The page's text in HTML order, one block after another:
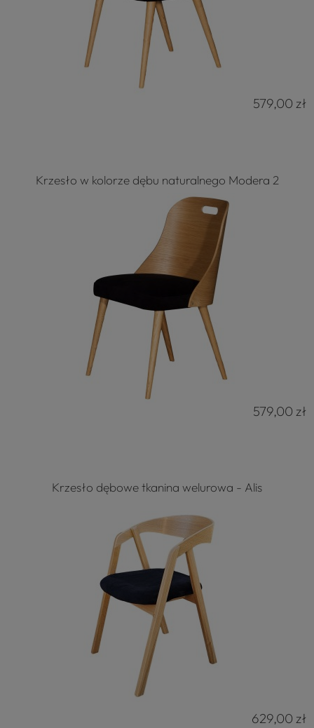
579,00 zł
Krzesło w kolorze dębu naturalnego Modera 2
579,00 zł
Krzesło dębowe tkanina welurowa - Alis
629,00 zł